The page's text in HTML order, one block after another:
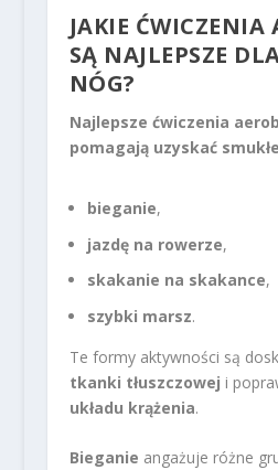
JAKIE ĆWICZENIA
SĄ NAJLEPSZE
NÓG?
Najlepsze ćwiczenia
pomagają uzyskać
bieganie,
jazdę na rowerze,
skakanie na skakance,
szybki marsz.
Te formy aktywności są
tkanki tłuszczowej i
układu krążenia.
Bieganie angażuje różne